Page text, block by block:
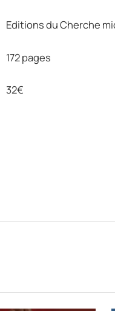
Editions du Cherche
172 pages
32€